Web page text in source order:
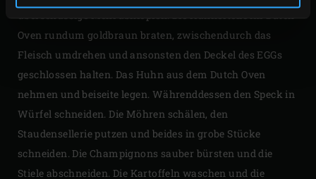
Oven rundum goldbraun braten, zwischendurch das
Fleisch umdrehen und ansonsten den Deckel des EGGs
geschlossen halten. Das Huhn aus dem Dutch Oven
nehmen und beiseite legen. Währenddessen den Speck in
Würfel schneiden. Die Möhren schälen, den
Staudensellerie putzen und beides in grobe Stücke
schneiden. Die Champignons sauber bürsten und die
Stiele abschneiden. Die Kartoffeln waschen und die